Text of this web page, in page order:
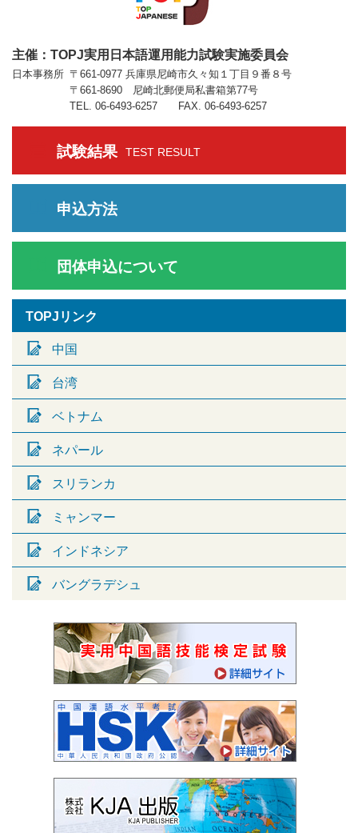
主催：TOPJ実用日本語運用能力試験実施委員会
日本事務所 〒661-0977 兵庫県尼崎市久々知１丁目９番８号
〒661-8690 尼崎北郵便局私書箱第77号
TEL. 06-6493-6257 FAX. 06-6493-6257
試験結果 TEST RESULT
申込方法
団体申込について
TOPJリンク
中国
台湾
ベトナム
ネパール
スリランカ
ミャンマー
インドネシア
バングラデシュ